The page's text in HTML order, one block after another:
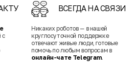
с
ВСЕГДА НА СВЯЗИ
Никаких роботов — в нашей
круглосуточной поддержке
отвечают живые люди, готовые
помочь по любым вопросам в
онлайн-чате Telegram.